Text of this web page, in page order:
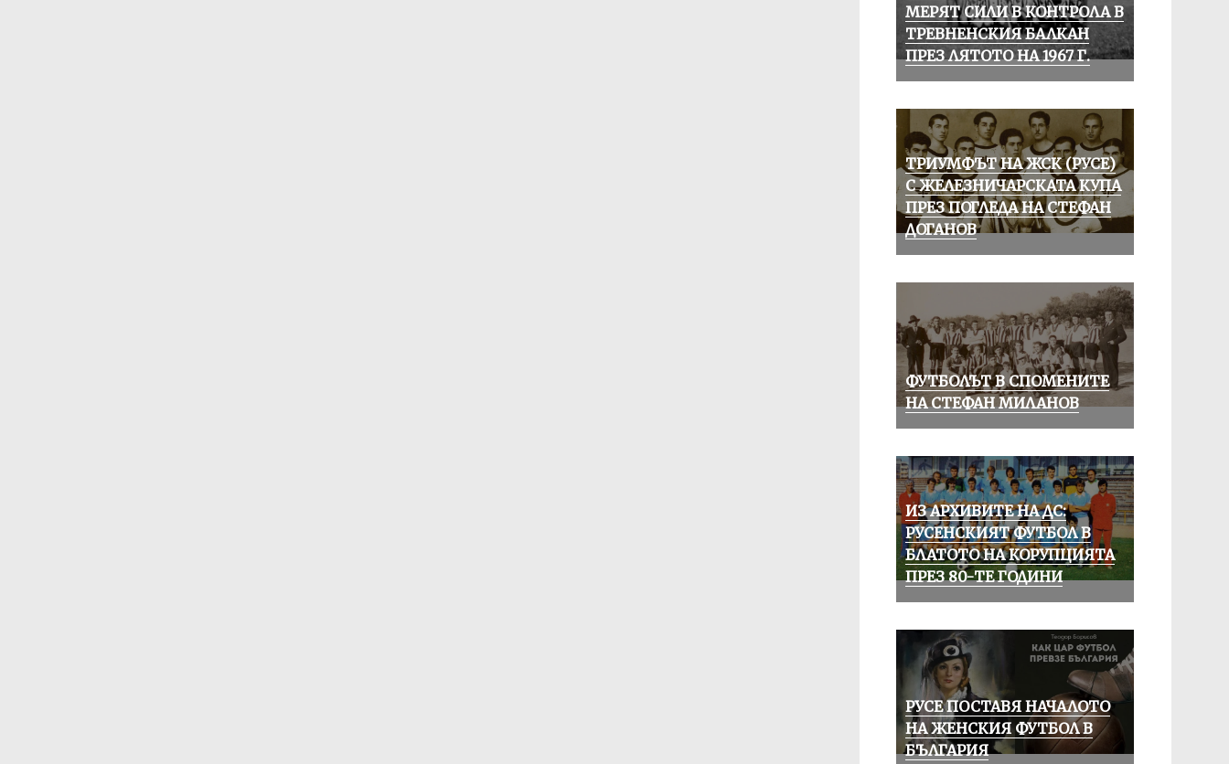
МЕРЯТ СИЛИ В КОНТРОЛА В
ТРЕВНЕНСКИЯ БАЛКАН
ПРЕЗ ЛЯТОТО НА 1967 Г.
ТРИУМФЪТ НА ЖСК (РУСЕ)
С ЖЕЛЕЗНИЧАРСКАТА КУПА
ПРЕЗ ПОГЛЕДА НА СТЕФАН
ДОГАНОВ
ФУТБОЛЪТ В СПОМЕНИТЕ
НА СТЕФАН МИЛАНОВ
ИЗ АРХИВИТЕ НА ДС:
РУСЕНСКИЯТ ФУТБОЛ В
БЛАТОТО НА КОРУПЦИЯТА
ПРЕЗ 80-ТЕ ГОДИНИ
РУСЕ ПОСТАВЯ НАЧАЛОТО
НА ЖЕНСКИЯ ФУТБОЛ В
БЪЛГАРИЯ